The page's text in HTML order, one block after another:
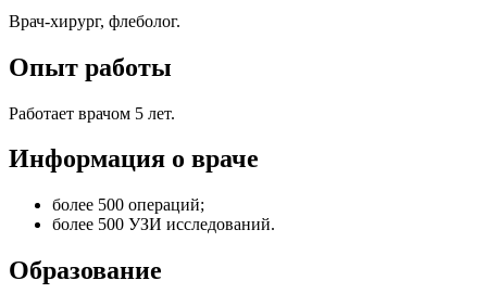
Врач-хирург, флеболог.
Опыт работы
Работает врачом 5 лет.
Информация о враче
более 500 операций;
более 500 УЗИ исследований.
Образование